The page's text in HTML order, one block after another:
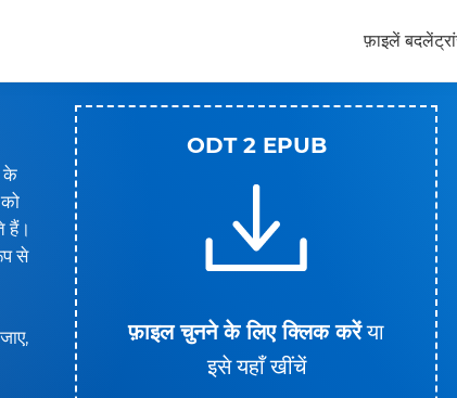
फ़ाइलें बदलें
के
हैं।
से
ODT 2 EPUB
फ़ाइल चुनने के लिए क्लिक करें या
इसे यहाँ खींचें